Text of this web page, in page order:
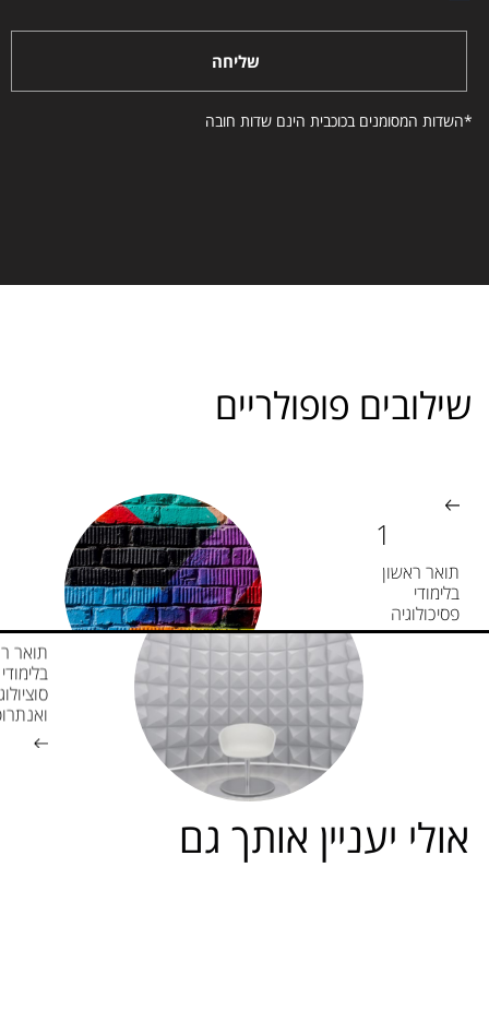
שליחה
*השדות המסומנים בכוכבית הינם שדות חובה
שילובים פופולריים
תואר
בלימודי
תואר ראשון
בלימודי
פסיכולוגיה
אולי יעניין אותך גם